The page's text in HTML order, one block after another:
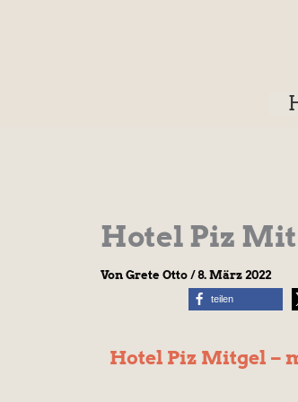
Hotel Piz
Von Grete Otto /8. März 2022
teilen
Hotel Piz Mitgel –